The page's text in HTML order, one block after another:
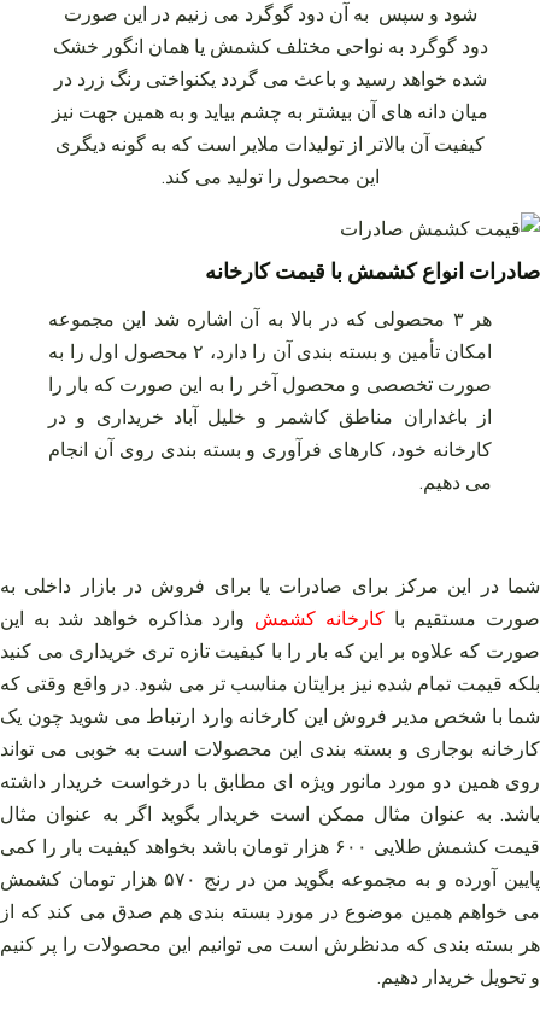
شود و سپس به آن دود گوگرد می‌ زنیم در این صورت
دود گوگرد به نواحی مختلف کشمش یا همان انگور خشک
شده خواهد رسید و باعث می‌ گردد یکنواختی رنگ زرد در
میان دانه‌ های آن بیشتر به چشم بیاید و به همین جهت نیز
کیفیت آن بالاتر از تولیدات ملایر است که به گونه دیگری
این محصول را تولید می‌ کند.
صادرات انواع کشمش با قیمت کارخانه
هر ۳ محصولی که در بالا به آن اشاره شد این مجموعه
امکان تأمین و بسته ‌بندی آن را دارد، ۲ محصول اول را به
صورت تخصصی و محصول آخر را به این صورت که بار را
از باغداران مناطق کاشمر و خلیل‌ آباد خریداری و در
کارخانه خود، کارهای فرآوری و بسته بندی روی آن انجام
می دهیم.
شما در این مرکز برای صادرات یا برای فروش در بازار داخلی به
صورت مستقیم باکارخانه کشمش وارد مذاکره خواهد شد به این
صورت که علاوه بر این که بار را با کیفیت تازه ‌تری خریداری می کنید
بلکه قیمت تمام شده نیز برایتان مناسب تر می شود. در واقع وقتی که
شما با شخص مدیر فروش این کارخانه وارد ارتباط می‌ شوید چون یک
کارخانه بوجاری و بسته‌ بندی این محصولات است به خوبی می‌ تواند
روی همین دو مورد مانور ویژه‌ ای مطابق با درخواست خریدار داشته
باشد. به عنوان مثال ممکن است خریدار بگوید اگر به عنوان مثال
قیمت کشمش طلایی ۶۰۰ هزار تومان باشد بخواهد کیفیت بار را کمی
پایین آورده و به مجموعه بگوید من در رنج ۵۷۰ هزار تومان کشمش
می‌ خواهم همین موضوع در مورد بسته‌ بندی هم صدق می‌ کند که از
هر بسته‌ بندی که مدنظرش است می‌ توانیم این محصولات را پر کنیم
و تحویل خریدار دهیم.